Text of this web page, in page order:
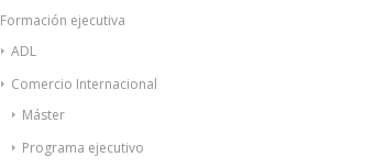
Formación ejecutiva
ADL
Comercio Internacional
Máster
Programa ejecutivo